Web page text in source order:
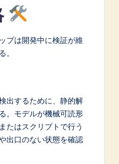
プは開発中に検証が維
。
出するために、静的解
。モデルが機械可読形
たはスクリプトで行う
出口のない状態を確認